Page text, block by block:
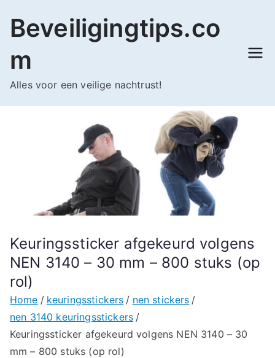
naar
inhoud
Beveiligingtips.co
m
Alles voor een veilige nachtrust!
Keuringssticker afgekeurd volgens
NEN 3140 – 30 mm – 800 stuks (op
rol)
Home keuringsstickers
nen stickers
nen 3140 keuringsstickers
Keuringssticker afgekeurd volgens NEN 3140 – 30
mm – 800 stuks (op rol)